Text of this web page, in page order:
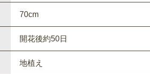
70cm
開花後約50日
地植え